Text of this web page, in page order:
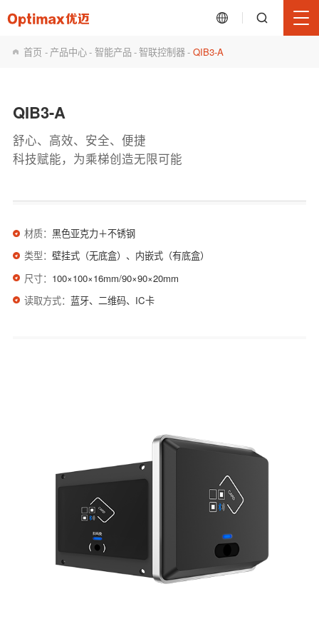
首页 - 产品中心- 智能产品 -智联控制器- QIB3-A
QIB3-A
舒心、高效、安全、便捷
科技赋能，为乘梯创造无限可能
材质：黑色亚克力＋不锈钢
类型：壁挂式（无底盒）、内嵌式（有底盒）
尺寸： 100×100×16mm/90×90×20mm
读取方式：蓝牙、二维码、IC卡